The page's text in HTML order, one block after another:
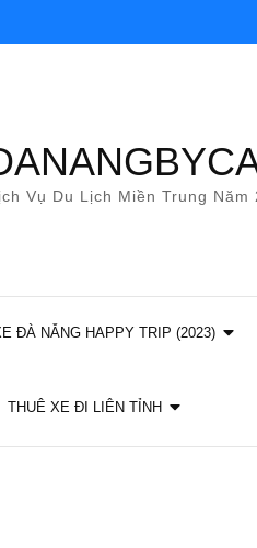
Vụ Du Lịch Miền Trung Năm
ĐÀ NẴNG HAPPY TRIP (2023)
THUÊ XE ĐI LIÊN TỈNH